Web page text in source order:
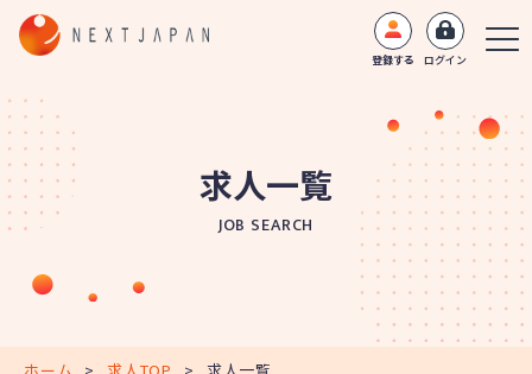
登録する ログイン
求人一覧
JOB SEARCH